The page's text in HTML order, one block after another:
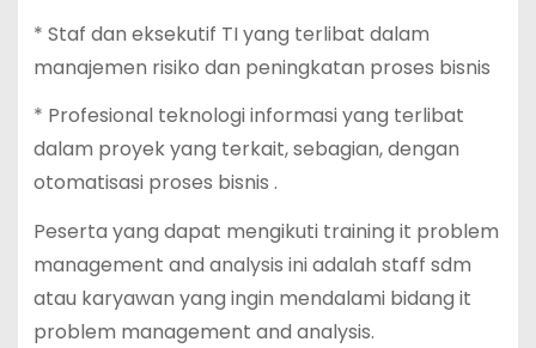
* Staf dan eksekutif TI yang terlibat dalam
manajemen risiko dan peningkatan proses bisnis
* Profesional teknologi informasi yang terlibat
dalam proyek yang terkait, sebagian, dengan
otomatisasi proses bisnis .
Peserta yang dapat mengikuti training it problem
management and analysis ini adalah staff sdm
atau karyawan yang ingin mendalami bidang it
problem management and analysis.